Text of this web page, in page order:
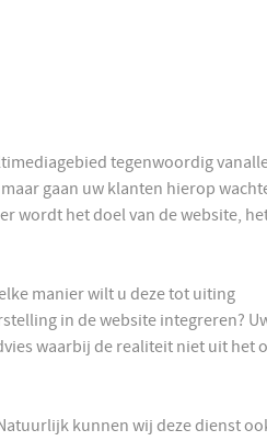
tegenwoordig
gaan uw klanten hierop
wordt het doel van de website,
manier wilt u deze tot uiting
in de website integreren?
waarbij de realiteit niet uit het
kunnen wij deze dienst